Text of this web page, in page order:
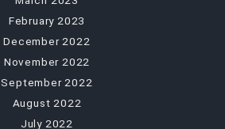
February 2023
December 2022
November 2022
September 2022
August 2022
July 2022